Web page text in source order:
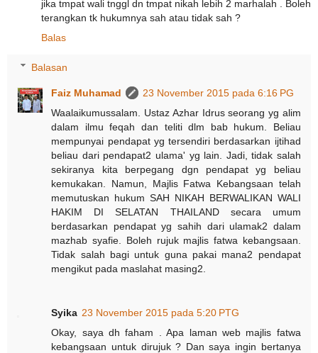
jika tmpat wali tnggl dn tmpat nikah lebih 2 marhalah . Boleh
terangkan tk hukumnya sah atau tidak sah ?
Balas
Balasan
Faiz Muhamad
23 November 2015 pada 6:16 PG
Waalaikumussalam. Ustaz Azhar Idrus seorang yg alim
dalam ilmu feqah dan teliti dlm bab hukum. Beliau
mempunyai pendapat yg tersendiri berdasarkan ijtihad
beliau dari pendapat2 ulama' yg lain. Jadi, tidak salah
sekiranya kita berpegang dgn pendapat yg beliau
kemukakan. Namun, Majlis Fatwa Kebangsaan telah
memutuskan hukum SAH NIKAH BERWALIKAN WALI
HAKIM DI SELATAN THAILAND secara umum
berdasarkan pendapat yg sahih dari ulamak2 dalam
mazhab syafie. Boleh rujuk majlis fatwa kebangsaan.
Tidak salah bagi untuk guna pakai mana2 pendapat
mengikut pada maslahat masing2.
Syika 23 November 2015 pada 5:20 PTG
Okay, saya dh faham . Apa laman web majlis fatwa
kebangsaan untuk dirujuk ? Dan saya ingin bertanya